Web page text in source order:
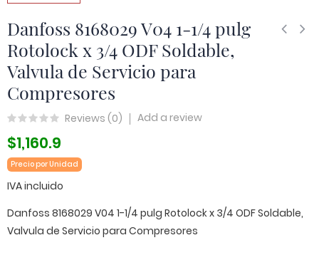
Danfoss 8168029 V04 1-1/4 pulg
Rotolock x 3/4 ODF Soldable,
Valvula de Servicio para
Compresores
Reviews (0) Add a review
$1,160.9
Precio por Unidad
IVA incluido
Danfoss 8168029 V04 1-1/4 pulg Rotolock x 3/4 ODF Soldable,
Valvula de Servicio para Compresores